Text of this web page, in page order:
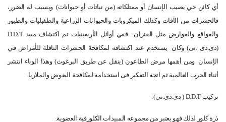
أي كائن حي يصيب الإنسان أو ممتلكاته (من نباتات أو حيوانات) ويسبب له الضرر،
فالحشرات من الآفات وكذلك الميكروبات والحيوانات الزراعية والطفيليات والطيور
والقواقع والقوارض مثل الفئران.
ففي أوائل الأربعينيات تم اكتشاف مبيدD.D.T
(دى.دى .تى) وكان
يستخدم عند اكتشافه لمكافحة الحشرات الناقلة للأمراض في
الإنسان ومن أهمها مرض الطاعون (ينقل عن طريق البرغوث) وهذا الوباء انتشر
أثناء الحرب العالمية ثم اتجه التفكير فى استخدامه لمكافحة البعوض والملاريا.
تركيبD.D.T ( دى.دى.تى):
ذرة كلور لذلك فهو يعتبر من مجموعه المبيدات الكلورفية العضوية.